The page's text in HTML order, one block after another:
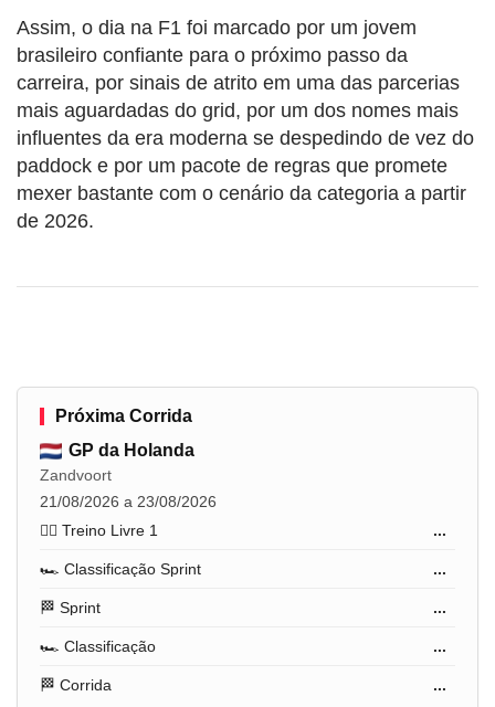
Assim, o dia na F1 foi marcado por um jovem
brasileiro confiante para o próximo passo da
carreira, por sinais de atrito em uma das parcerias
mais aguardadas do grid, por um dos nomes mais
influentes da era moderna se despedindo de vez do
paddock e por um pacote de regras que promete
mexer bastante com o cenário da categoria a partir
de 2026.
Próxima Corrida
GP da Holanda
Zandvoort
21/08/2026 a 23/08/2026
🏋️‍♂️ Treino Livre 1
...
🏎️ Classificação Sprint ...
🏁 Sprint ...
🏎️ Classificação ...
🏁 Corrida ...